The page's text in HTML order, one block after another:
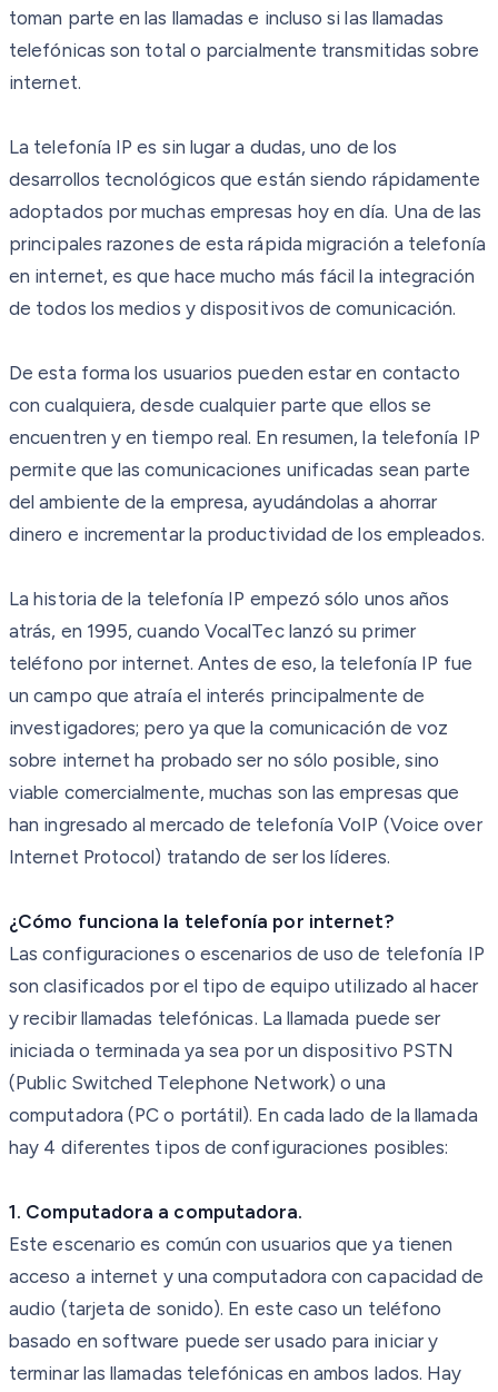
toman parte en las llamadas e incluso si las llamadas
telefónicas son total o parcialmente transmitidas sobre
internet.
La telefonía IP es sin lugar a dudas, uno de los
desarrollos tecnológicos que están siendo rápidamente
adoptados por muchas empresas hoy en día. Una de las
principales razones de esta rápida migración a telefonía
en internet, es que hace mucho más fácil la integración
de todos los medios y dispositivos de comunicación.
De esta forma los usuarios pueden estar en contacto
con cualquiera, desde cualquier parte que ellos se
encuentren y en tiempo real. En resumen, la telefonía IP
permite que las comunicaciones unificadas sean parte
del ambiente de la empresa, ayudándolas a ahorrar
dinero e incrementar la productividad de los empleados.
La historia de la telefonía IP empezó sólo unos años
atrás, en 1995, cuando VocalTec lanzó su primer
teléfono por internet. Antes de eso, la telefonía IP fue
un campo que atraía el interés principalmente de
investigadores; pero ya que la comunicación de voz
sobre internet ha probado ser no sólo posible, sino
viable comercialmente, muchas son las empresas que
han ingresado al mercado de telefonía VoIP (Voice over
Internet Protocol) tratando de ser los líderes.
¿Cómo funciona la telefonía por internet?
Las configuraciones o escenarios de uso de telefonía IP
son clasificados por el tipo de equipo utilizado al hacer
y recibir llamadas telefónicas. La llamada puede ser
iniciada o terminada ya sea por un dispositivo PSTN
(Public Switched Telephone Network) o una
computadora (PC o portátil). En cada lado de la llamada
hay 4 diferentes tipos de configuraciones posibles:
1. Computadora a computadora.
Este escenario es común con usuarios que ya tienen
acceso a internet y una computadora con capacidad de
audio (tarjeta de sonido). En este caso un teléfono
basado en software puede ser usado para iniciar y
terminar las llamadas telefónicas en ambos lados. Hay